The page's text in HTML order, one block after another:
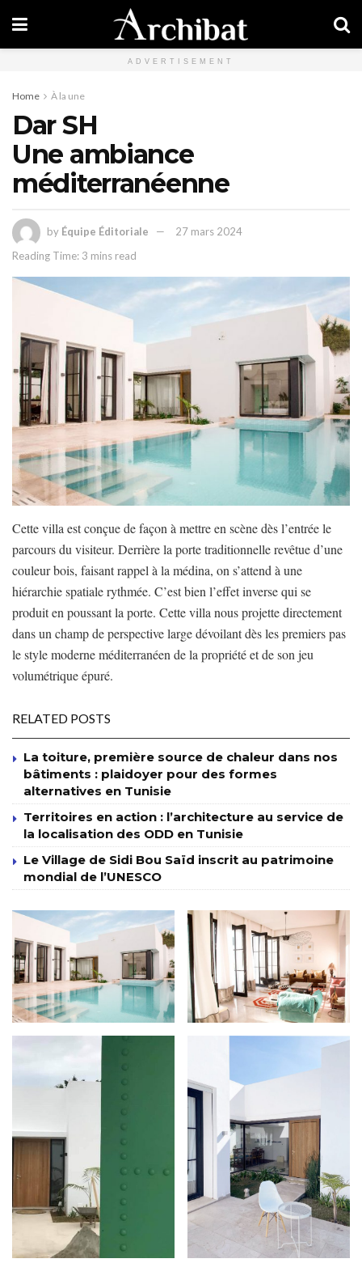
ADVERTISEMENT
Home À la une
Dar SH
Une ambiance
méditerranéenne
by Équipe Éditoriale
27 mars 2024
Reading Time: 3 mins read
Cette villa est conçue de façon à mettre en scène dès l’entrée le
parcours du visiteur. Derrière la porte traditionnelle revêtue d’une
couleur bois, faisant rappel à la médina, on s’attend à une
hiérarchie spatiale rythmée. C’est bien l’effet inverse qui se
produit en poussant la porte. Cette villa nous projette directement
dans un champ de perspective large dévoilant dès les premiers pas
le style moderne méditerranéen de la propriété et de son jeu
volumétrique épuré.
RELATED POSTS
La toiture, première source de chaleur dans nos
bâtiments : plaidoyer pour des formes
alternatives en Tunisie
Territoires en action : l’architecture au service de
la localisation des ODD en Tunisie
Le Village de Sidi Bou Saïd inscrit au patrimoine
mondial de l’UNESCO